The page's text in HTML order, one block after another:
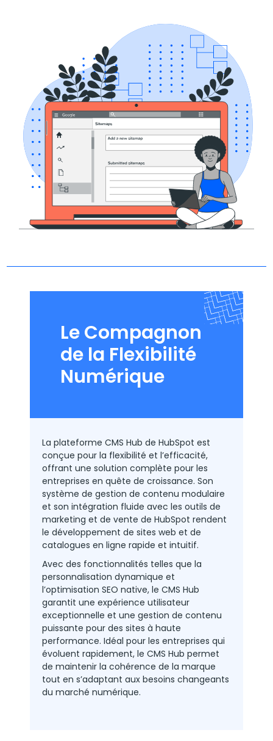
Le Compagnon
de la Flexibilité
Numérique
La plateforme CMS Hub de HubSpot est
conçue pour la flexibilité et l’efficacité,
offrant une solution complète pour les
entreprises en quête de croissance. Son
système de gestion de contenu modulaire
et son intégration fluide avec les outils de
marketing et de vente de HubSpot rendent
le développement de sites web et de
catalogues en ligne rapide et intuitif.
Avec des fonctionnalités telles que la
personnalisation dynamique et
l’optimisation SEO native, le CMS Hub
garantit une expérience utilisateur
exceptionnelle et une gestion de contenu
puissante pour des sites à haute
performance. Idéal pour les entreprises qui
évoluent rapidement, le CMS Hub permet
de maintenir la cohérence de la marque
tout en s’adaptant aux besoins changeants
du marché numérique.